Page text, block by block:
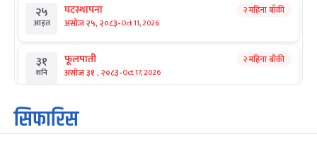
२५
आइत
घटस्थापना
असोज २५, २०८३-Oct 11, 2026
२ महिना बाँकी
३१
शनि
फूलपाती
असोज ३१ , २०८३-Oct 17, 2026
२ महिना बाँकी
१
आइत
कार्तिक सङ्क्रान्ति
कार्तिक १, २०८३
सिफारिस